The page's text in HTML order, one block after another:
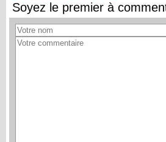
Soyez le premier à